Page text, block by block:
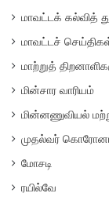
மாவட்டக் கல்வித்
மாவட்டச்
மாற்றுத்
மின்சார வாரியம்
மின்னணுவியல்
முதல்வர் கொரோனா
மோசடி
ரயில்வே